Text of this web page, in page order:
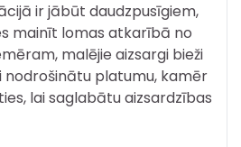
ir jābūt daudzpusīgiem,
mainīt lomas atkarībā no
malējie aizsargi bieži
nodrošinātu platumu, kamēr
lai saglabātu aizsardzības